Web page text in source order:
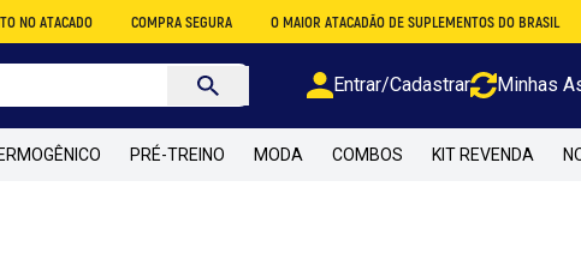
COMPRA SEGURA O MAIOR ATACADÃO DE SUPLEMENTOS DO BRASIL PARCELE
Entrar/Cadastrar Minhas
PRÉ-TREINO MODA COMBOS KIT REVENDA